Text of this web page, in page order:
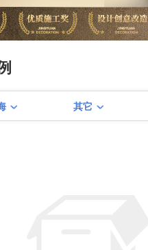
项】【产业化工人】【隐
】【创意改造奖】【赠
三方全程监理双重保障】
设计】
其它